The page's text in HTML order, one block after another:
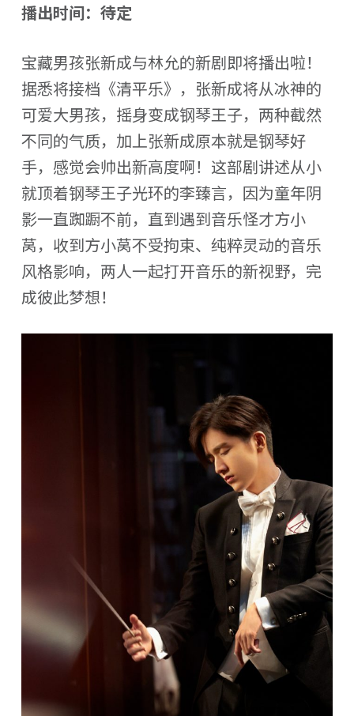
播出时间：待定
宝藏男孩张新成与林允的新剧即将播出啦！
据悉将接档《清平乐》，张新成将从冰神的
可爱大男孩，摇身变成钢琴王子，两种截然
不同的气质，加上张新成原本就是钢琴好
手，感觉会帅出新高度啊！这部剧讲述从小
就顶着钢琴王子光环的李臻言，因为童年阴
影一直踟蹰不前，直到遇到音乐怪才方小
莴，收到方小莴不受拘束、纯粹灵动的音乐
风格影响，两人一起打开音乐的新视野，完
成彼此梦想！